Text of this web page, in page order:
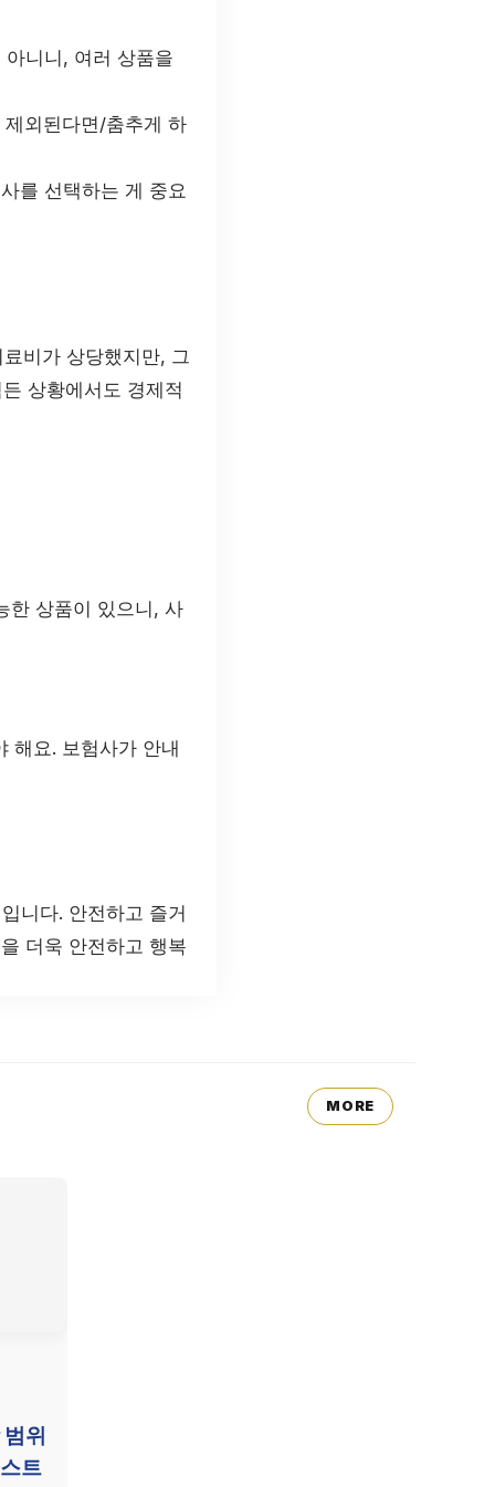
니니, 여러 상품을
외된다면/춤추게 하
를 선택하는 게 중요
비가 상당했지만, 그
상황에서도 경제적
한 상품이 있으니, 사
해요. 보험사가 안내
니다. 안전하고 즐거
더욱 안전하고 행복
MORE
위
트